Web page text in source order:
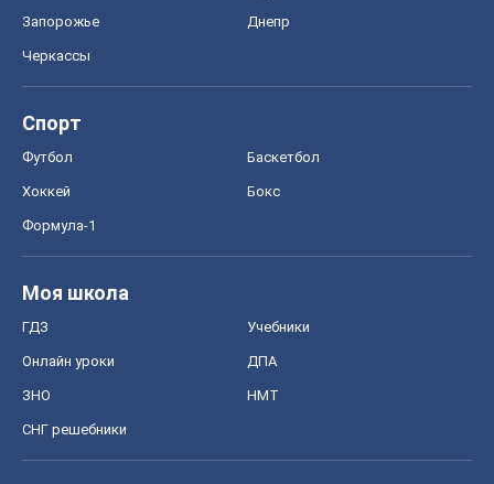
Запорожье Днепр
Черкассы
Спорт
Футбол Баскетбол
Хоккей Бокс
Формула-1
Моя школа
ГДЗ Учебники
Онлайн уроки ДПА
ЗНО НМТ
СНГ решебники